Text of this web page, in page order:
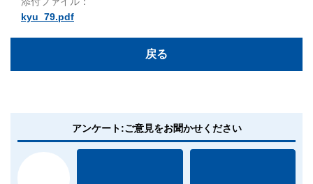
kyu_79.pdf
戻る
アンケート:ご意見をお聞かせください